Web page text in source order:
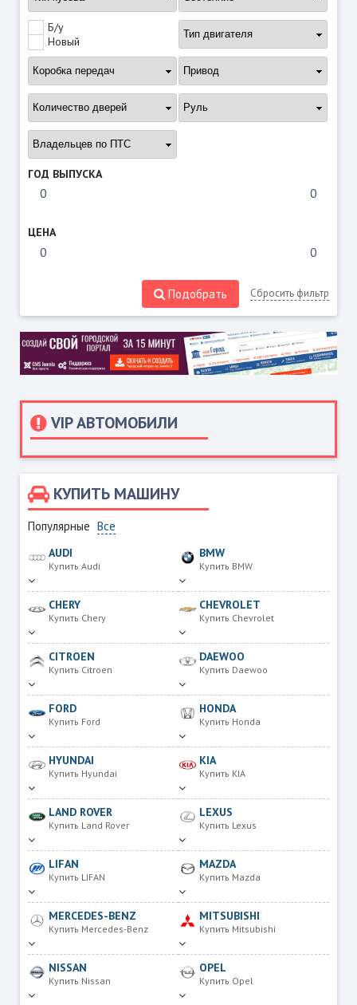
VIP АВТОМОБИЛИ
КУПИТЬ МАШИНУ
Популярные Все
AUDI
Купить Audi
BMW
Купить BMW
CHERY
Купить Chery
CHEVROLET
Купить Chevrolet
CITROEN
Купить Citroen
DAEWOO
Купить Daewoo
FORD
Купить Ford
HONDA
Купить Honda
HYUNDAI
Купить Hyundai
KIA
Купить KIA
LAND ROVER
Купить Land Rover
LEXUS
Купить Lexus
LIFAN
Купить LIFAN
MAZDA
Купить Mazda
MERCEDES-BENZ
Купить Mercedes-Benz
MITSUBISHI
Купить Mitsubishi
NISSAN
Купить Nissan
OPEL
Купить Opel
Б/у
Новый
ГОД ВЫПУСКА
ЦЕНА
Подобрать Сбросить фильтр